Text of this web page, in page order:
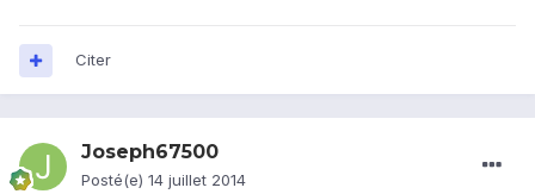
Citer
Joseph67500
Posté(e) 14 juillet 2014